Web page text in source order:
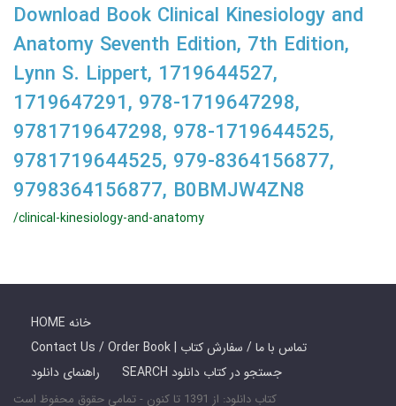
Download Book Clinical Kinesiology and
Anatomy Seventh Edition, 7th Edition,
Lynn S. Lippert, 1719644527,
1719647291, 978-1719647298,
9781719647298, 978-1719644525,
9781719644525, 979-8364156877,
9798364156877, B0BMJW4ZN8
/clinical-kinesiology-and-anatomy
HOME خانه
Contact Us / Order Book | تماس با ما / سفارش کتاب
راهنمای دانلود
SEARCH جستجو در کتاب دانلود
کتاب دانلود: از 1391 تا کنون - تمامی حقوق محفوظ است